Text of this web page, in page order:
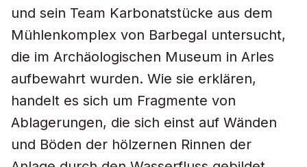
und sein Team Karbonatstücke aus dem
Mühlenkomplex von Barbegal untersucht,
die im Archäologischen Museum in Arles
aufbewahrt wurden. Wie sie erklären,
handelt es sich um Fragmente von
Ablagerungen, die sich einst auf Wänden
und Böden der hölzernen Rinnen der